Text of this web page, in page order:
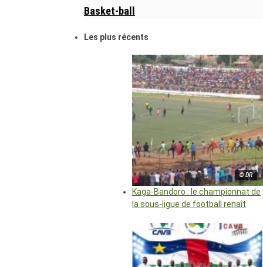
Basket-ball
Les plus récents
© DR
Kaga-Bandoro : le championnat de
la sous-ligue de football renaît